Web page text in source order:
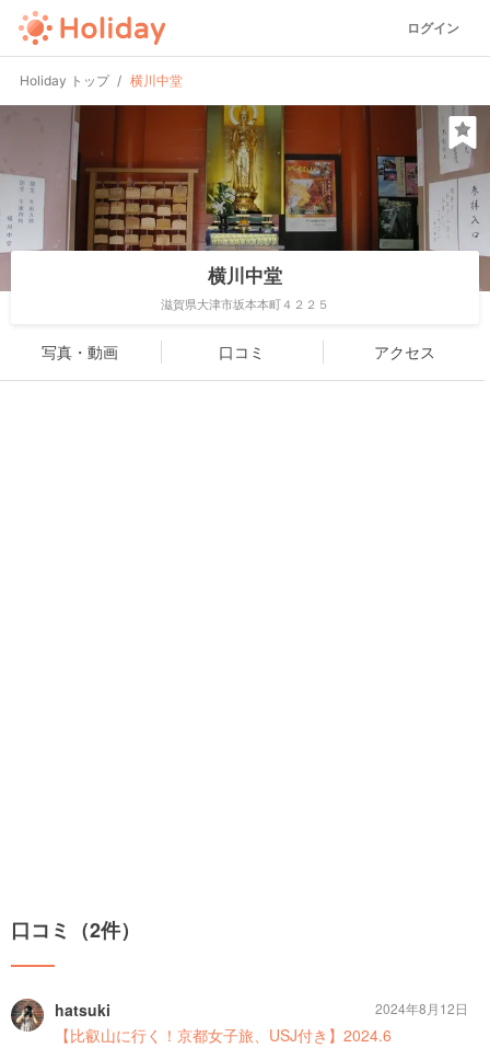
ログイン
Holiday トップ 横川中堂
横川中堂
滋賀県大津市坂本本町４２２５
写真・動画 口コミ アクセス
口コミ（2件）
hatsuki
【比叡山に行く！京都女子旅、USJ付き】2024.6
2024年8月12日